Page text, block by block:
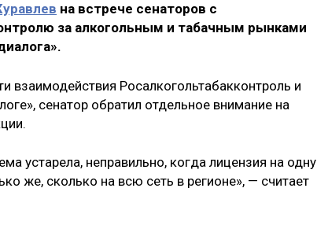
на встрече сенаторов с
за алкогольным и табачным рынками
взаимодействия Росалкогольтабакконтроль и
сенатор обратил отдельное внимание на
устарела, неправильно, когда лицензия на одну
же, сколько на всю сеть в регионе», — считает